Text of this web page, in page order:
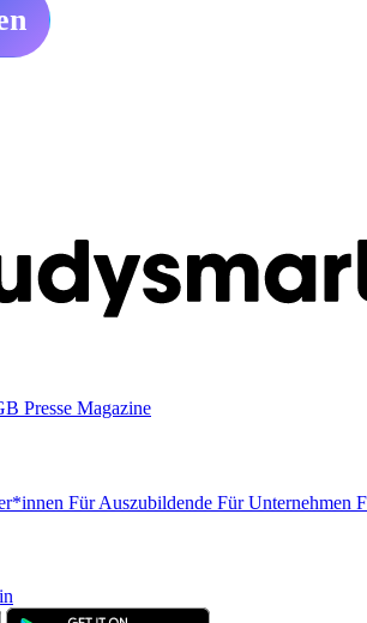
Presse Magazine
Für Auszubildende Für Unternehmen